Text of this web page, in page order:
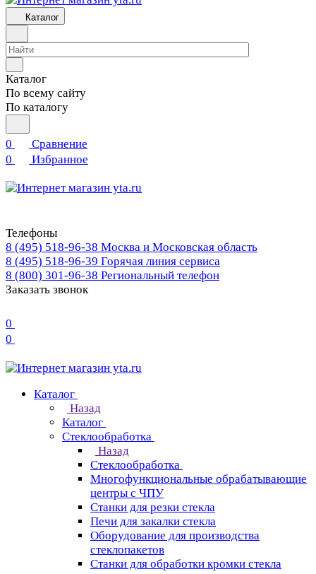
Каталог
Каталог
По всему сайту
По каталогу
0
Сравнение
0
Избранное
Телефоны
8 (495) 518-96-38 Москва и Московская область
8 (495) 518-96-39 Горячая линия сервиса
8 (800) 301-96-38 Региональный телефон
Заказать звонок
0
0
Каталог
Назад
Каталог
Стеклообработка
Назад
Стеклообработка
Многофункциональные обрабатывающие
центры с ЧПУ
Станки для резки стекла
Печи для закалки стекла
Оборудование для производства
стеклопакетов
Станки для обработки кромки стекла